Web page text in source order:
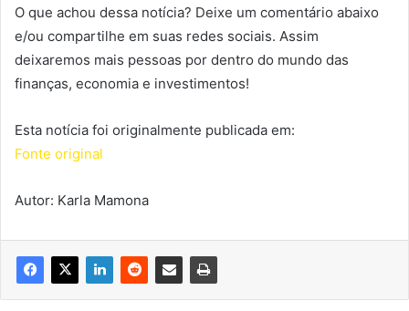
O que achou dessa notícia? Deixe um comentário abaixo
e/ou compartilhe em suas redes sociais. Assim
deixaremos mais pessoas por dentro do mundo das
finanças, economia e investimentos!
Esta notícia foi originalmente publicada em:
Fonte original
Autor: Karla Mamona